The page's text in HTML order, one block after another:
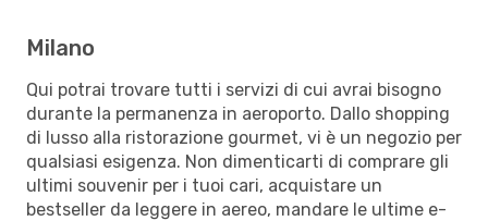
Milano
Qui potrai trovare tutti i servizi di cui avrai bisogno
durante la permanenza in aeroporto. Dallo shopping
di lusso alla ristorazione gourmet, vi è un negozio per
qualsiasi esigenza. Non dimenticarti di comprare gli
ultimi souvenir per i tuoi cari, acquistare un
bestseller da leggere in aereo, mandare le ultime e-